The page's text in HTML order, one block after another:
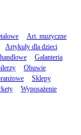
Art. muzyczne
Artykuły dla dzieci
Galanteria
Obuwie
Sklepy
Wyposażenie